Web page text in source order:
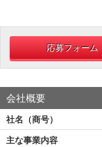
応募フォーム
会社概要
社名（商号）
主な事業内容